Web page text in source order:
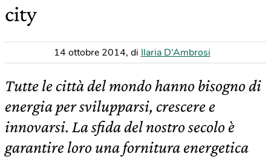
city
14 ottobre 2014, di Ilaria D’Ambrosi
Tutte le città del mondo hanno bisogno di
energia per svilupparsi, crescere e
innovarsi. La sfida del nostro secolo è
garantire loro una fornitura energetica